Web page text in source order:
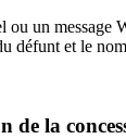
ou un message
défunt et le
de la